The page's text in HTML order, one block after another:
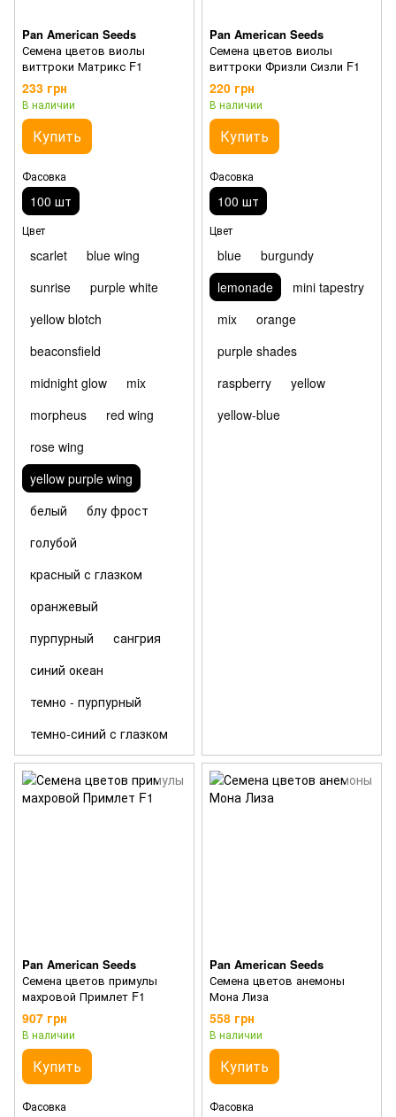
Pan American Seeds
Семена цветов виолы
виттроки Матрикс F1
233 грн
В наличии
Купить
Фасовка
100 шт
Цвет
scarlet
blue wing
sunrise
purple white
yellow blotch
beaconsfield
midnight glow
mix
morpheus
red wing
rose wing
yellow purple wing
белый
блу фрост
голубой
красный с глазком
оранжевый
пурпурный
сангрия
синий океан
темно - пурпурный
темно-синий с глазком
Pan American Seeds
Семена цветов виолы
виттроки Фризли Сизли F1
220 грн
В наличии
Купить
Фасовка
100 шт
Цвет
blue
burgundy
lemonade
mini tapestry
mix
orange
purple shades
raspberry
yellow
yellow-blue
Pan American Seeds
Семена цветов примулы
махровой Примлет F1
907 грн
В наличии
Купить
Фасовка
Pan American Seeds
Семена цветов анемоны
Мона Лиза
558 грн
В наличии
Купить
Фасовка